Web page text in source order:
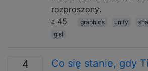
rozproszony.
45
graphics unity
glsl
4
Co się stanie, gdy